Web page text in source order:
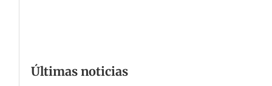
Últimas noticias